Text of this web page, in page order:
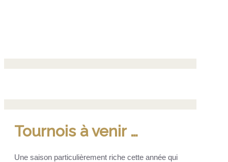
Tournois à venir …
Une saison particulièrement riche cette année qui